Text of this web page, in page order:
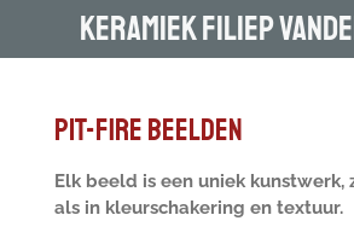
hoofdinhoud
keramiek FILIEP
pit-fire beelden
Elk beeld is een uniek kunstwerk,
als in kleurschakering en textuur.